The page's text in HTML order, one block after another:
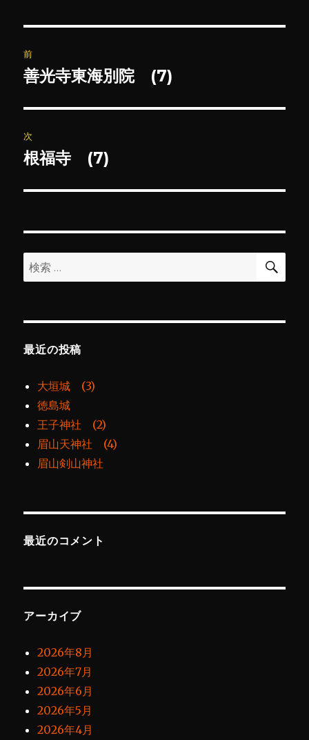
稿
ビ
ゲ
ー
ン
前
前
投
稿:
善光寺東海別院 (7)
次
次
投
根福寺 (7)
検
索:
検
最近の投稿
大垣城 (3)
徳島城
王子神社 (2)
眉山天神社 (4)
眉山剣山神社
最近のコメント
アーカイブ
2026年8月
2026年7月
2026年6月
2026年5月
2026年4月